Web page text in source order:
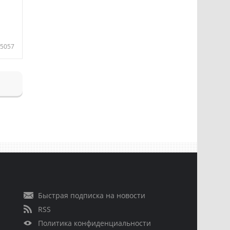
5057
Быстрая подписка на новости
RSS
Политика конфиденциальности